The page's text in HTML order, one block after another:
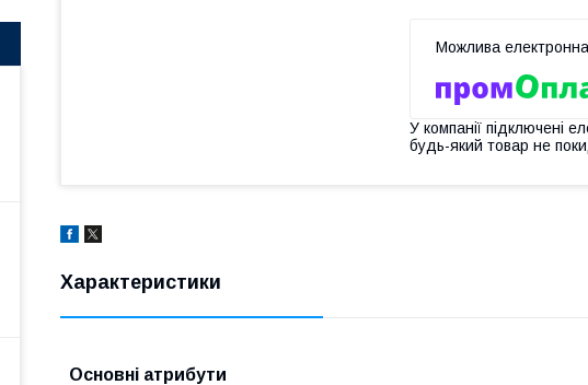
У компанії підключені
будь-який товар не
Характеристики
Основні атрибути